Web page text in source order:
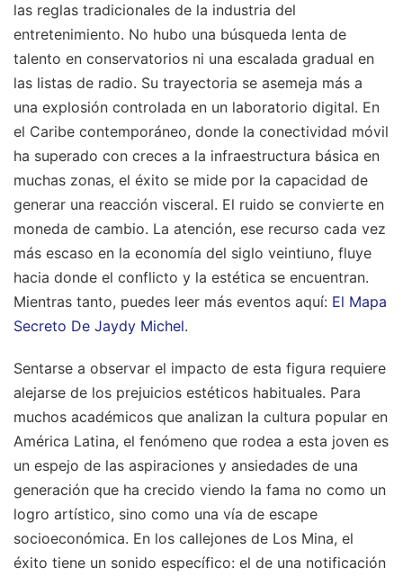
las reglas tradicionales de la industria del
entretenimiento. No hubo una búsqueda lenta de
talento en conservatorios ni una escalada gradual en
las listas de radio. Su trayectoria se asemeja más a
una explosión controlada en un laboratorio digital. En
el Caribe contemporáneo, donde la conectividad móvil
ha superado con creces a la infraestructura básica en
muchas zonas, el éxito se mide por la capacidad de
generar una reacción visceral. El ruido se convierte en
moneda de cambio. La atención, ese recurso cada vez
más escaso en la economía del siglo veintiuno, fluye
hacia donde el conflicto y la estética se encuentran.
Mientras tanto, puedes leer más eventos aquí: El Mapa
Secreto De Jaydy Michel.
Sentarse a observar el impacto de esta figura requiere
alejarse de los prejuicios estéticos habituales. Para
muchos académicos que analizan la cultura popular en
América Latina, el fenómeno que rodea a esta joven es
un espejo de las aspiraciones y ansiedades de una
generación que ha crecido viendo la fama no como un
logro artístico, sino como una vía de escape
socioeconómica. En los callejones de Los Mina, el
éxito tiene un sonido específico: el de una notificación